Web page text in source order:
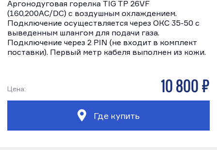
Аргонодуговая горелка TIG TP 26VF
(160,200AC/DC) с воздушным охлаждением.
Подключение осуществляется через ОКС 35-50 с
выведенным шлангом для подачи газа.
Подключение через 2 PIN (не входит в комплект
поставки). Первый метр кабеля выполнен из кожи.
Цена: 10 800 р
Где купить